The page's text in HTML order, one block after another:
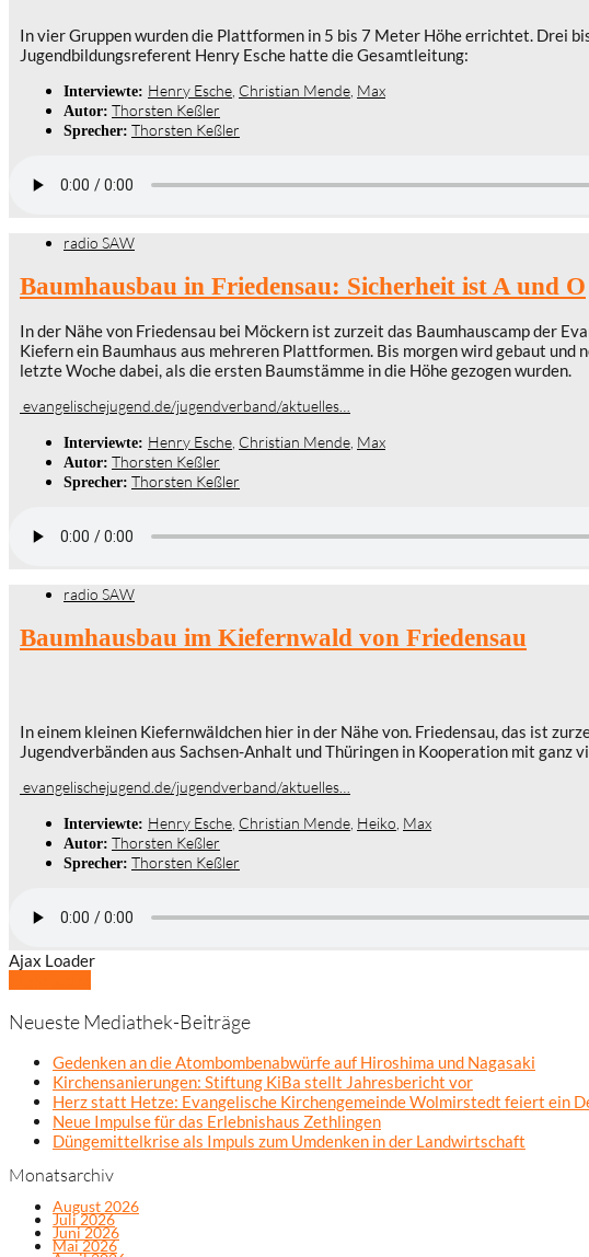
In vier Gruppen wurden die Plattformen in 5 bis 7 Meter Höhe errichtet. Drei
Jugendbildungsreferent Henry Esche hatte die Gesamtleitung:
Interviewte: Henry Esche Christian Mende Max
Autor: Thorsten Keßler
Sprecher: Thorsten Keßler
radio SAW
Baumhausbau in Friedensau: Sicherheit ist A und O
In der Nähe von Friedensau bei Möckern ist zurzeit das Baumhauscamp der
Kiefern ein Baumhaus aus mehreren Plattformen. Bis morgen wird gebaut
letzte Woche dabei, als die ersten Baumstämme in die Höhe gezogen wurden.
evangelischejugend.de/jugendverband/aktuelles…
Interviewte: Henry Esche Christian Mende Max
Autor: Thorsten Keßler
Sprecher: Thorsten Keßler
radio SAW
Baumhausbau im Kiefernwald von Friedensau
In einem kleinen Kiefernwäldchen hier in der Nähe von. Friedensau, das ist
Jugendverbänden aus Sachsen-Anhalt und Thüringen in Kooperation mit
evangelischejugend.de/jugendverband/aktuelles…
Interviewte: Henry Esche Christian Mende Heiko Max
Autor: Thorsten Keßler
Sprecher: Thorsten Keßler
Ajax Loader
Neueste Mediathek-Beiträge
Gedenken an die Atombombenabwürfe auf Hiroshima und Nagasaki
Kirchensanierungen: Stiftung KiBa stellt Jahresbericht vor
Herz statt Hetze: Evangelische Kirchengemeinde Wolmirstedt feiert ein
Neue Impulse für das Erlebnishaus Zethlingen
Düngemittelkrise als Impuls zum Umdenken in der Landwirtschaft
Monatsarchiv
August 2026
Juli 2026
Juni 2026
Mai 2026